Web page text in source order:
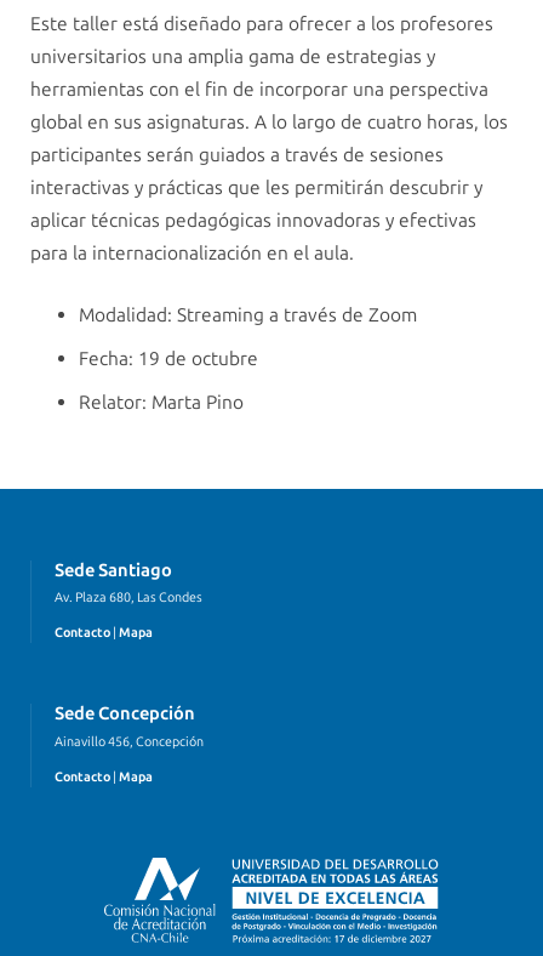
Este taller está diseñado para ofrecer a los profesores
universitarios una amplia gama de estrategias y
herramientas con el fin de incorporar una perspectiva
global en sus asignaturas. A lo largo de cuatro horas, los
participantes serán guiados a través de sesiones
interactivas y prácticas que les permitirán descubrir y
aplicar técnicas pedagógicas innovadoras y efectivas
para la internacionalización en el aula.
Modalidad: Streaming a través de Zoom
Fecha: 19 de octubre
Relator: Marta Pino
Sede Santiago
Av. Plaza 680, Las Condes
Contacto Mapa
Sede Concepción
Ainavillo 456, Concepción
Contacto | Mapa